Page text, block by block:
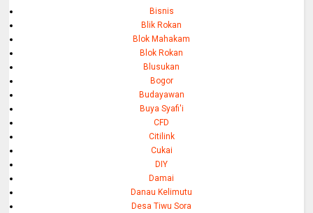
Bisnis
Blik Rokan
Blok Mahakam
Blok Rokan
Blusukan
Bogor
Budayawan
Buya Syafi'i
CFD
Citilink
Cukai
DIY
Damai
Danau Kelimutu
Desa Tiwu Sora